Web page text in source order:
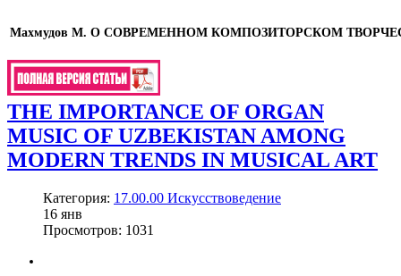
Махмудов М. О СОВРЕМЕННОМ КОМПОЗИТОРСКОМ
THE IMPORTANCE OF ORGAN
MUSIC OF UZBEKISTAN AMONG
MODERN TRENDS IN MUSICAL ART
Категория: 17.00.00 Искусствоведение
16 янв
Просмотров: 1031